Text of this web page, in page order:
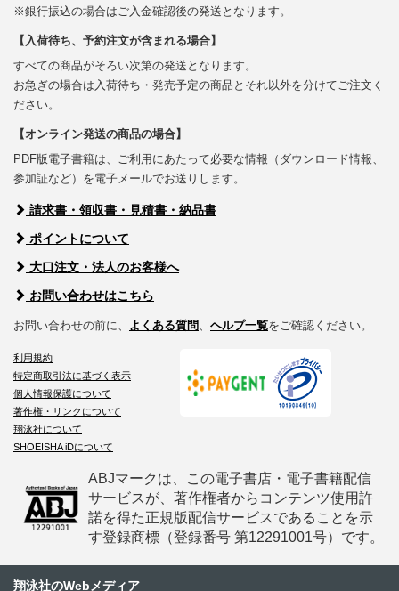
※銀行振込の場合はご入金確認後の発送となります。
【入荷待ち、予約注文が含まれる場合】
すべての商品がそろい次第の発送となります。
お急ぎの場合は入荷待ち・発売予定の商品とそれ以外を分けてご注文く
ださい。
【オンライン発送の商品の場合】
PDF版電子書籍は、ご利用にあたって必要な情報（ダウンロード情報、
参加証など）を電子メールでお送りします。
請求書・領収書・見積書・納品書
ポイントについて
大口注文・法人のお客様へ
お問い合わせはこちら
お問い合わせの前に、 よくある質問、 ヘルプ一覧をご確認ください。
利用規約
特定商取引法に基づく表示
個人情報保護について
著作権・リンクについて
翔泳社について
SHOEISHA iDについて
ABJマークは、この電子書店・電子書籍配信
サービスが、著作権者からコンテンツ使用許
諾を得た正規版配信サービスであることを示
す登録商標（登録番号 第12291001号）です。
翔泳社のWebメディア